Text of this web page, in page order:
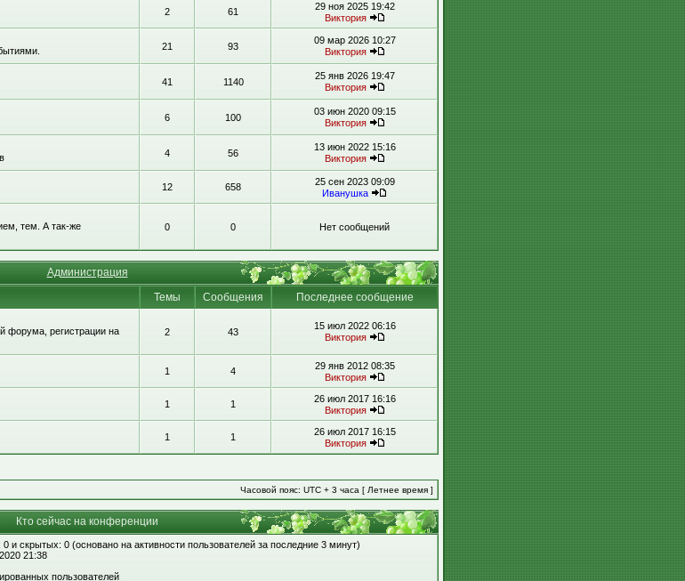
2 61
29 ноя 2025 19:42
Виктория
21 93
09 мар 2026 10:27
Виктория
41 1140
25 янв 2026 19:47
Виктория
6 100
03 июн 2020 09:15
Виктория
4 56
13 июн 2022 15:16
Виктория
12 658
25 сен 2023 09:09
Иванушка
тем. А так-же
0 0 Нет сообщений
Администрация
Темы Сообщения
Последнее сообщение
форума, регистрации на
2 43
15 июл 2022 06:16
Виктория
1 4
29 янв 2012 08:35
Виктория
1 1
26 июл 2017 16:16
Виктория
1 1
26 июл 2017 16:15
Виктория
Часовой пояс: UTC + 3 часа [ Летнее время ]
Кто сейчас на конференции
0 и скрытых: 0 (основано на активности пользователей за последние 3 минут)
21:38
пользователей